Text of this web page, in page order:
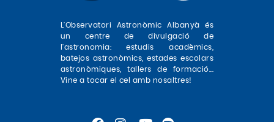
L'Observatori Astronòmic Albanyà és
un centre de divulgació de
l'astronomia: estudis acadèmics,
batejos astronòmics, estades escolars
astronòmiques, tallers de formació...
Vine a tocar el cel amb nosaltres!